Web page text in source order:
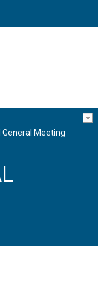
General Meeting